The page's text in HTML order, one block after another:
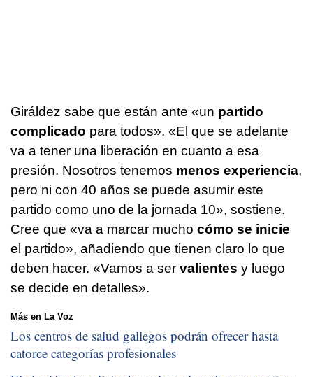
Giráldez sabe que están ante «un partido
complicado para todos». «El que se adelante
va a tener una liberación en cuanto a esa
presión. Nosotros tenemos menos experiencia,
pero ni con 40 años se puede asumir este
partido como uno de la jornada 10», sostiene.
Cree que «va a marcar mucho cómo se inicie
el partido», añadiendo que tienen claro lo que
deben hacer. «Vamos a ser valientes y luego
se decide en detalles».
Más en La Voz
Los centros de salud gallegos podrán ofrecer hasta
catorce categorías profesionales